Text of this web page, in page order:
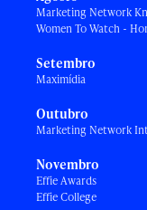
Marketing Network
Women To Watch -
Setembro
Maximídia
Outubro
Marketing Network
Novembro
Effie Awards
Effie College